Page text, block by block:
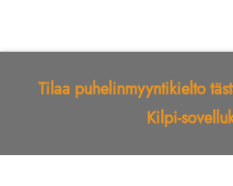
Tilaa puhelinmyyntikielto
Kilpi-